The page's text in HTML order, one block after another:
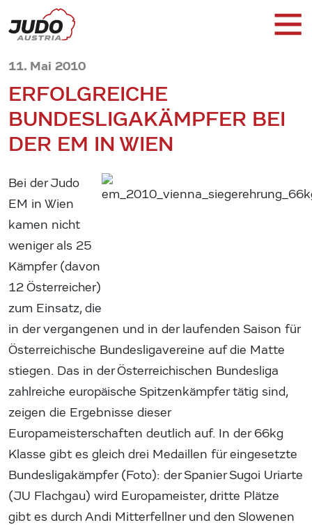
11. Mai 2010
ERFOLGREICHE
BUNDESLIGAKÄMPFER BEI
DER EM IN WIEN
Bei der Judo
EM in Wien
kamen nicht
weniger als 25
Kämpfer (davon
12 Österreicher)
zum Einsatz, die
in der vergangenen und in der laufenden Saison für
Österreichische Bundesligavereine auf die Matte
stiegen. Das in der Österreichischen Bundesliga
zahlreiche europäische Spitzenkämpfer tätig sind,
zeigen die Ergebnisse dieser
Europameisterschaften deutlich auf. In der 66kg
Klasse gibt es gleich drei Medaillen für eingesetzte
Bundesligakämpfer (Foto): der Spanier Sugoi Uriarte
(JU Flachgau) wird Europameister, dritte Plätze
gibt es durch Andi Mitterfellner und den Slowenen